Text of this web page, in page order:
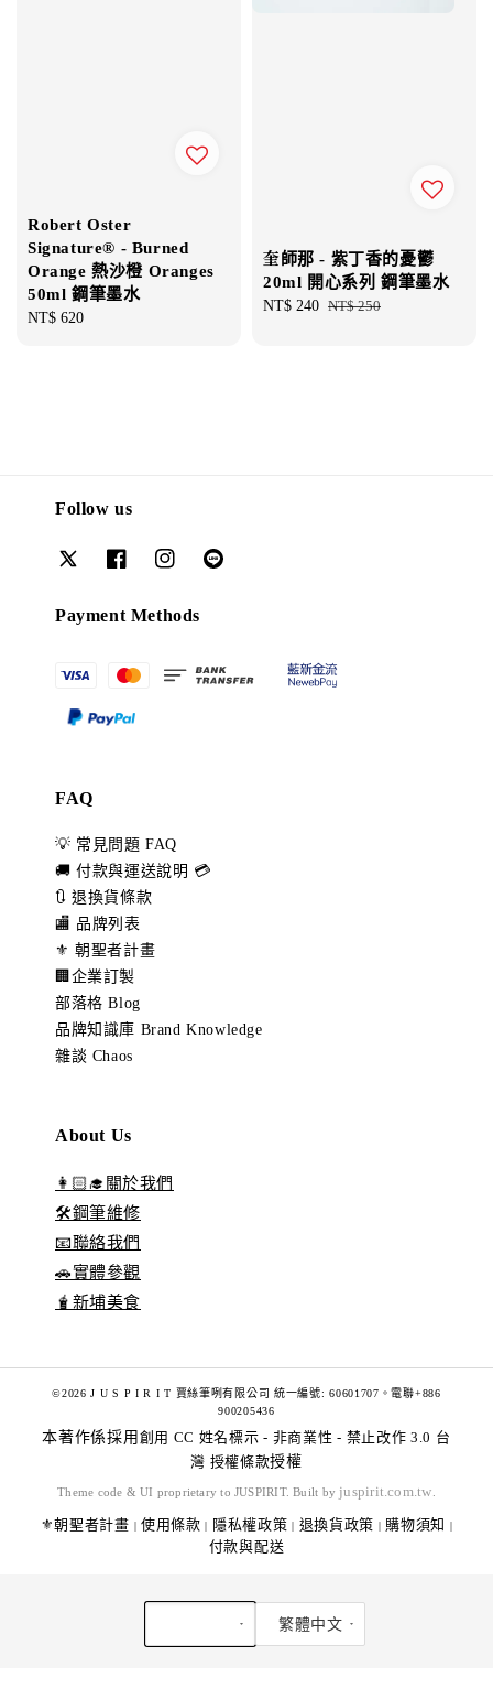
Robert Oster
Signature® - Burned
Orange 熱沙橙 Oranges
50ml 鋼筆墨水
Regular
NT$ 620
奎師那 - 紫丁香的憂鬱
20ml 開心系列 鋼筆墨水
Sale
NT$ 240 Regular
NT$ 250
Follow us
Payment Methods
FAQ
💡 常見問題 FAQ
🚚 付款與運送說明 💳
🔃 退換貨條款
🏬 品牌列表
⚜️ 朝聖者計畫
🏢企業訂製
部落格 Blog
品牌知識庫 Brand Knowledge
雜談 Chaos
About Us
👩🏻‍🎓關於我們
🛠️鋼筆維修
📧聯絡我們
🚗實體參觀
🧋新埔美食
©2026 J U S P I R I T 賈絲筆咧有限公司 統一編號: 60601707。電聯+886
900205436
本著作係採用 創用 CC 姓名標示 - 非商業性 - 禁止改作 3.0 台
灣 授權條款授權
Theme code & UI proprietary to JUSPIRIT. Built by juspirit.com.tw.
⚜️朝聖者計畫 使用條款 隱私權政策 退換貨政策 購物須知
付款與配送